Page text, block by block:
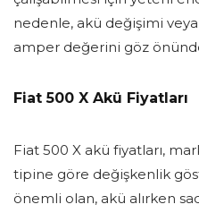
nedenle, akü değişimi veya
amper değerini göz
Fiat 500 X Akü Fiyatları
Fiat 500 X akü fiyatları,
tipine göre değişkenlik
önemli olan, akü alırken